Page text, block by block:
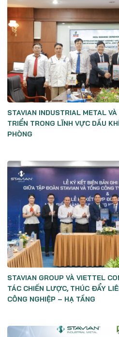
STAVIAN INDUSTRIAL METAL
TRIỂN TRONG LĨNH VỰC DẦU
PHÒNG
STAVIAN GROUP VÀ VIETTEL
TÁC CHIẾN LƯỢC, THÚC ĐẨY
CÔNG NGHIỆP – HẠ TẦNG